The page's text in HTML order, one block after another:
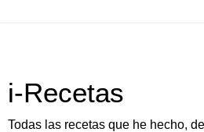
i-Recetas
Todas las recetas que he hecho,